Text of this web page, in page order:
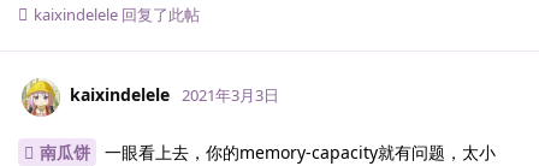
kaixindelele 回复了此帖
kaixindelele 2021年3月3日
南瓜饼
一眼看上去，你的memory-capacity就有问题，太小